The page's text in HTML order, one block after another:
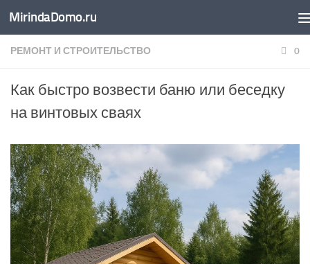
Перейти к содержимому
MirindaDomo.ru
РЕМОНТ И СТРОИТЕЛЬСТВО 0
Как быстро возвести баню или беседку
на винтовых сваях